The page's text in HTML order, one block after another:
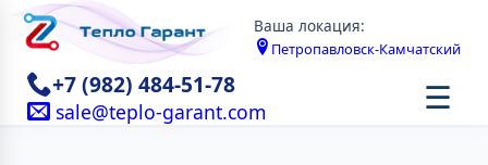
Ваша локация:
Петропавловск-Камчатский
+7 (982) 484-51-78
sale@teplo-garant.com ☰